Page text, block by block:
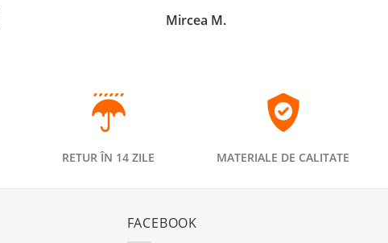
Mircea M.
RETUR ÎN 14 ZILE MATERIALE DE CALITATE
FACEBOOK